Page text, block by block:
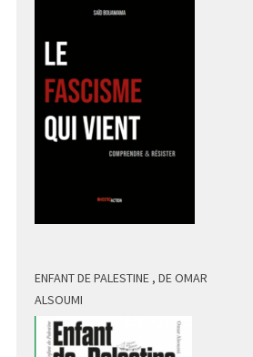
ENFANT DE PALESTINE , DE OMAR
ALSOUMI